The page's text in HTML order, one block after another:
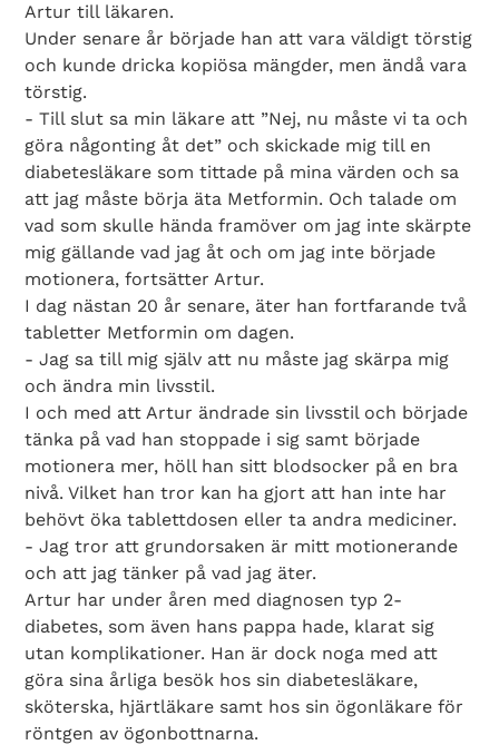
Artur till läkaren.
Under senare år började han att vara väldigt törstig
och kunde dricka kopiösa mängder, men ändå vara
törstig.
- Till slut sa min läkare att ”Nej, nu måste vi ta och
göra någonting åt det” och skickade mig till en
diabetesläkare som tittade på mina värden och sa
att jag måste börja äta Metformin. Och talade om
vad som skulle hända framöver om jag inte skärpte
mig gällande vad jag åt och om jag inte började
motionera, fortsätter Artur.
I dag nästan 20 år senare, äter han fortfarande två
tabletter Metformin om dagen.
- Jag sa till mig själv att nu måste jag skärpa mig
och ändra min livsstil.
I och med att Artur ändrade sin livsstil och började
tänka på vad han stoppade i sig samt började
motionera mer, höll han sitt blodsocker på en bra
nivå. Vilket han tror kan ha gjort att han inte har
behövt öka tablettdosen eller ta andra mediciner.
- Jag tror att grundorsaken är mitt motionerande
och att jag tänker på vad jag äter.
Artur har under åren med diagnosen typ 2-
diabetes, som även hans pappa hade, klarat sig
utan komplikationer. Han är dock noga med att
göra sina årliga besök hos sin diabetesläkare,
sköterska, hjärtläkare samt hos sin ögonläkare för
röntgen av ögonbottnarna.